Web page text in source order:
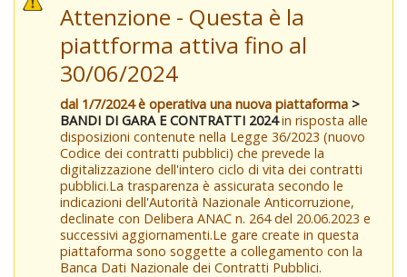
Attenzione - Questa è la
piattforma attiva fino al
30/06/2024
dal 1/7/2024 è operativa una nuova piattaforma >
BANDI DI GARA E CONTRATTI 2024in risposta alle
disposizioni contenute nella Legge 36/2023 (nuovo
Codice dei contratti pubblici) che prevede la
digitalizzazione dell'intero ciclo di vita dei contratti
pubblici.La trasparenza è assicurata secondo le
indicazioni dell'Autorità Nazionale Anticorruzione,
declinate con Delibera ANAC n. 264 del 20.06.2023 e
successivi aggiornamenti.Le gare create in questa
piattaforma sono soggette a collegamento con la
Banca Dati Nazionale dei Contratti Pubblici.